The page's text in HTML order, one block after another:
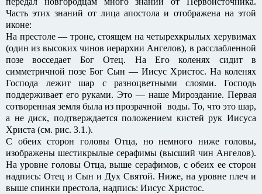
Часть этих знаний от лица апостола и отображена на этой
иконе:
На престоле — троне, стоящем на четырехкрылых херувимах
(один из высоких чинов иерархии Ангелов), в расслабленной
позе восседает Бог Отец. На Его коленях сидит в
симметричной позе Бог Сын — Иисус Христос. На коленях
Господа лежит шар с разноцветными слоями. Господь
поддерживает его руками. Это — наше Мироздание. Первая
сотворенная земля была из прозрачной воды. То, что это шар,
а не диск, подтверждается положением кистей рук Иисуса
Христа (см. рис. 3.1.).
С обеих сторон головы Отца, но немного ниже головы,
изображены шестикрылые серафимы (высший чин Ангелов).
На уровне головы Отца, выше серафимов, с обеих ее сторон
надпись: Отец и Сын и Дух Святой. Ниже, на уровне плеч и
выше спинки престола, надпись: Иисус Христос.